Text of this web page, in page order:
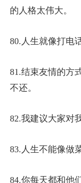
的人格太伟大。
80.人生就像打电
81.结束友情的方
不还。
82.我建议大家对
83.人生不能像做
84.你每天都和他